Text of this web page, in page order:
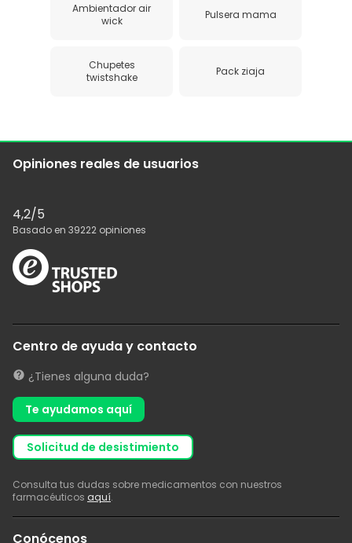
Ambientador air
wick
Pulsera mama
Chupetes
twistshake
Pack ziaja
Opiniones reales de usuarios
4,2/5
Basado en 39222 opiniones
Centro de ayuda y contacto
¿Tienes alguna duda?
Te ayudamos aquí
solicitud de desistimiento
Consulta tus dudas sobre medicamentos con nuestros
farmacéuticos aquí.
Conócenos